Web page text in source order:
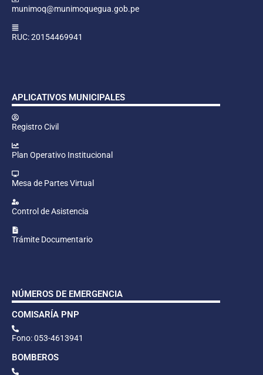
munimoq@munimoquegua.gob.pe
RUC: 20154469941
APLICATIVOS MUNICIPALES
Registro Civil
Plan Operativo Institucional
Mesa de Partes Virtual
Control de Asistencia
Trámite Documentario
NÚMEROS DE EMERGENCIA
COMISARÍA PNP
Fono: 053-4613941
BOMBEROS